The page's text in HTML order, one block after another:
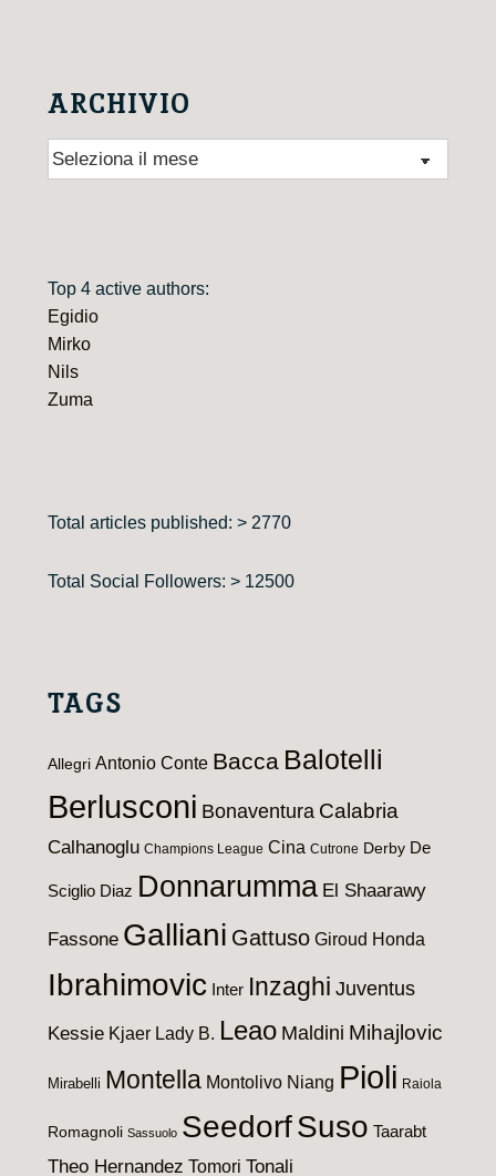
ARCHIVIO
Archivio
Top 4 active authors:
Egidio
Mirko
Nils
Zuma
Total articles published: > 2770
Total Social Followers: > 12500
TAGS
Allegri Antonio Conte Bacca Balotelli
Berlusconi Bonaventura Calabria
Calhanoglu Champions League Cina Cutrone Derby De
Sciglio Diaz Donnarumma El Shaarawy
Fassone Galliani Gattuso Giroud Honda
Ibrahimovic Inter Inzaghi Juventus
Kessie Kjaer Lady B. Leao Maldini Mihajlovic
Mirabelli Montella Montolivo Niang Pioli Raiola
Romagnoli Sassuolo SeedorfSuso Taarabt
Theo Hernandez Tomori Tonali